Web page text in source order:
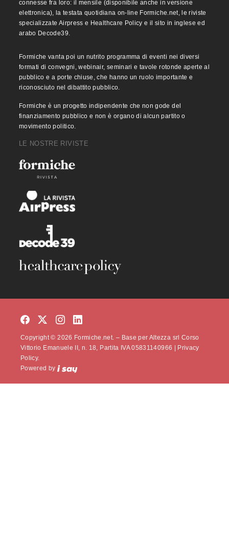
connesse fra loro: il mensile (disponibile anche in versione
elettronica), la testata quotidiana on-line Formiche.net, le riviste
specializzate Airpress e Healthcare Policy e il sito in inglese ed
arabo Decode39.
Formiche vanta poi un nutrito programma di eventi nei diversi
formati di convegni, webinair, seminari e tavole rotonde aperte al
pubblico e a porte chiuse, che hanno un ruolo importante e
riconosciuto nel dibattito pubblico.
Formiche è un progetto indipendente che non gode del
finanziamento pubblico e non è organo di alcun partito o
movimento politico.
LE NOSTRE RIVISTE
Copyright © 2026 Formiche.net. – Base per Altezza srl Corso
Vittorio Emanuele II, n. 18, Partita IVA 05831140966 |
Privacy
Policy.
Powered by